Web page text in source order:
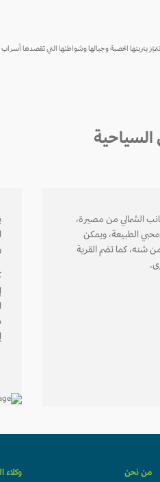
بتربتها الخصبة وجبالها وشواطئها التي تقصدها
السياحية
الشمالي من مصيرة،
الطبيعة، ويمكن
شنه، كما تضم القرية
من نحن وكلاء